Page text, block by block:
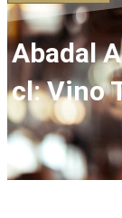
Abadal
cl: Vino